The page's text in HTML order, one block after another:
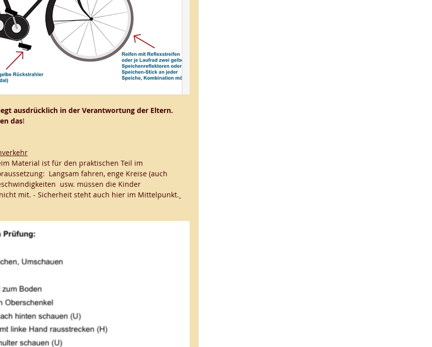
ausdrücklich in der Verantwortung der Eltern.
das!
Material ist für den praktischen Teil im
Langsam fahren, enge Kreise (auch
usw. müssen die Kinder
mit. - Sicherheit steht auch hier im Mittelpunkt.